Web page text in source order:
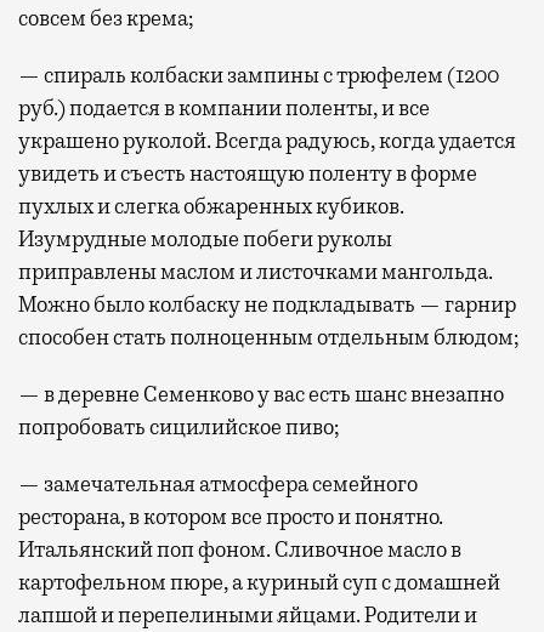
совсем без крема;
— спираль колбаски зампины с трюфелем (1200
руб.) подается в компании поленты, и все
украшено руколой. Всегда радуюсь, когда удается
увидеть и съесть настоящую поленту в форме
пухлых и слегка обжаренных кубиков.
Изумрудные молодые побеги руколы
приправлены маслом и листочками мангольда.
Можно было колбаску не подкладывать — гарнир
способен стать полноценным отдельным блюдом;
— в деревне Семенково у вас есть шанс внезапно
попробовать сицилийское пиво;
— замечательная атмосфера семейного
ресторана, в котором все просто и понятно.
Итальянский поп фоном. Сливочное масло в
картофельном пюре, а куриный суп с домашней
лапшой и перепелиными яйцами. Родители и